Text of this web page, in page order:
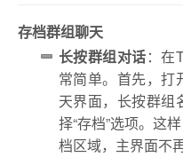
存档群组聊天
长按群组对话：在
常简单。首先，打
天界面，长按群组
择“存档”选项。这
档区域，主界面不